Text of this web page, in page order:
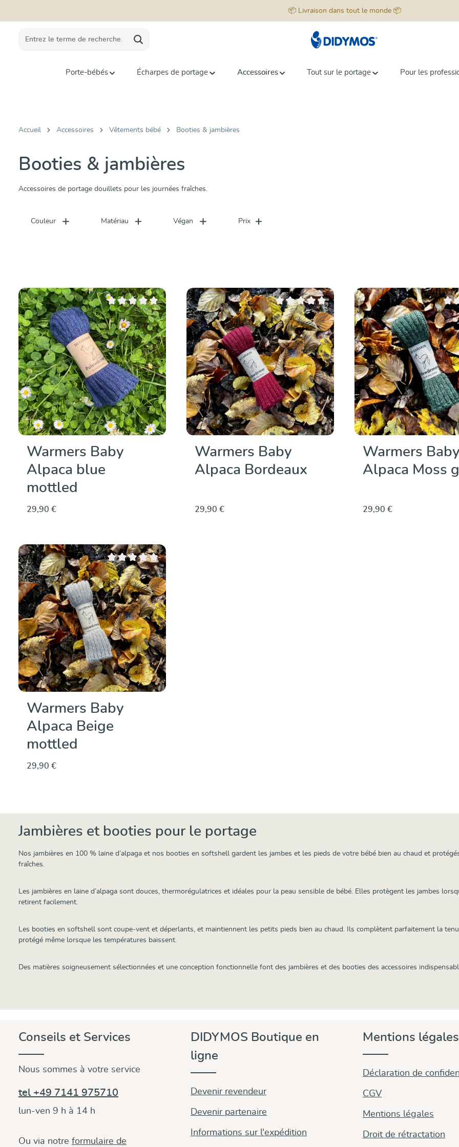
📦 Livraison dans tout le monde 📦
Porte-bébés Écharpes de portage Accessoires Tout sur le portage Pour les
Accueil Accessoires Vêtements bébé Booties & jambières
Booties & jambières
Accessoires de portage douillets pour les journées fraîches.
Couleur Matériau Végan Prix
Note moyenne de 0 sur 5 étoiles
Warmers Baby
Alpaca blue
mottled
29,90 €
Note moyenne de 0 sur 5 étoiles
Warmers Baby
Alpaca Bordeaux
29,90 €
Warmers Baby
Alpaca Moss
29,90 €
Note moyenne de 0 sur 5 étoiles
Warmers Baby
Alpaca Beige
mottled
29,90 €
Jambières et booties pour le portage
Nos jambières en 100 % laine d’alpaga et nos booties en softshell gardent les jambes et les pieds de votre bébé bien au chaud et
fraîches.
Les jambières en laine d’alpaga sont douces, thermorégulatrices et idéales pour la peau sensible de bébé. Elles protègent les jambes
retirent facilement.
Les booties en softshell sont coupe-vent et déperlants, et maintiennent les petits pieds bien au chaud. Ils complètent parfaitement la
protégé même lorsque les températures baissent.
Des matières soigneusement sélectionnées et une conception fonctionnelle font des jambières et des booties des accessoires
Conseils et Services
Nous sommes à votre service
tel +49 7141 975710
lun-ven 9 h à 14 h
Ou via notre formulaire de
DIDYMOS Boutique en
ligne
Devenir revendeur
Devenir partenaire
Informations sur l'expédition
Mentions légales
Déclaration de
CGV
Mentions légales
Droit de rétractation